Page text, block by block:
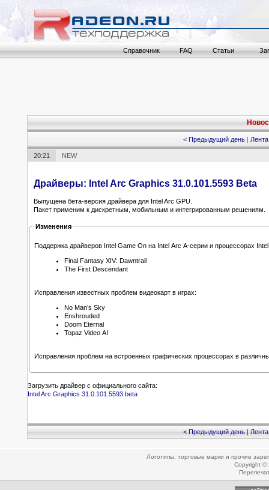
Справочник FAQ Статьи
< Предыдущий день | Лента
20:21 NEW
Драйверы: Intel Arc Graphics 31.0.101.5593 Beta
Выпущена бета-версия драйвера для Intel Arc GPU.
Пакет применим к дискретным, мобильным и интегрированным решениям.
Изменения
Поддержка драйверов Intel Game On на Intel Arc A-серии и процессорах
Final Fantasy XIV: Dawntrail
The First Descendant
Исправления известных проблем видеокарт в играх:
No Man’s Sky
Enshrouded
Doom Eternal
Topaz Video AI
Исправления проблем на встроенных графических процессорах в
Загрузить драйвер с официального сайта:
Intel Arc Graphics 31.0.101.5593 beta
< Предыдущий день Лента
Логотипы, торговые марки и прочие
Copyright ©